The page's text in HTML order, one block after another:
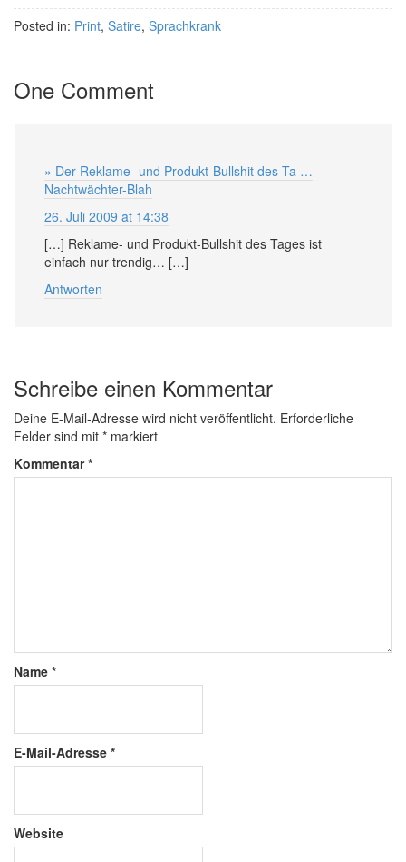
Posted in: Print, Satire, Sprachkrank
One Comment
» Der Reklame- und Produkt-Bullshit des Ta …
Nachtwächter-Blah
26. Juli 2009 at 14:38
[…] Reklame- und Produkt-Bullshit des Tages ist
einfach nur trendig… […]
Antworten
Schreibe einen Kommentar
Deine E-Mail-Adresse wird nicht veröffentlicht. Erforderliche
Felder sind mit * markiert
Kommentar*
Name *
E-Mail-Adresse *
Website